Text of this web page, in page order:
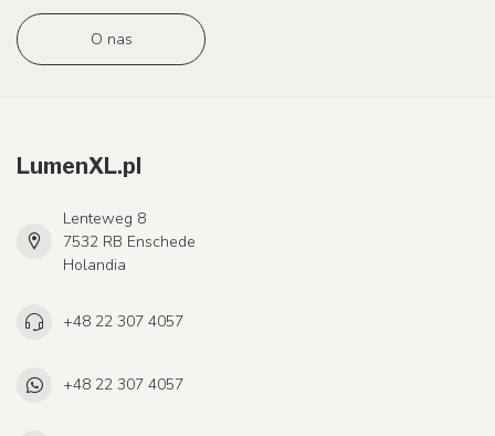
O nas
LumenXL.pl
Lenteweg 8
7532 RB Enschede
Holandia
+48 22 307 4057
+48 22 307 4057